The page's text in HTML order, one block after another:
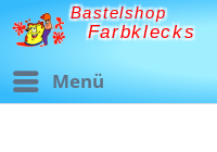
Bastelshop
Farbklecks
Menü